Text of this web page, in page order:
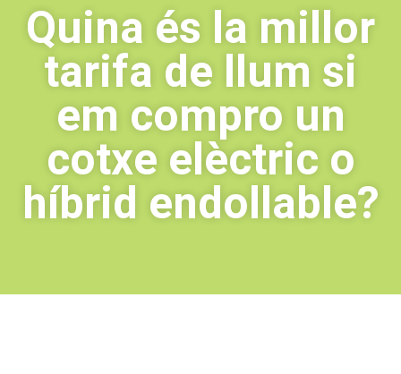
Quina és la millor
tarifa de llum si
em compro un
cotxe elèctric o
híbrid endollable?